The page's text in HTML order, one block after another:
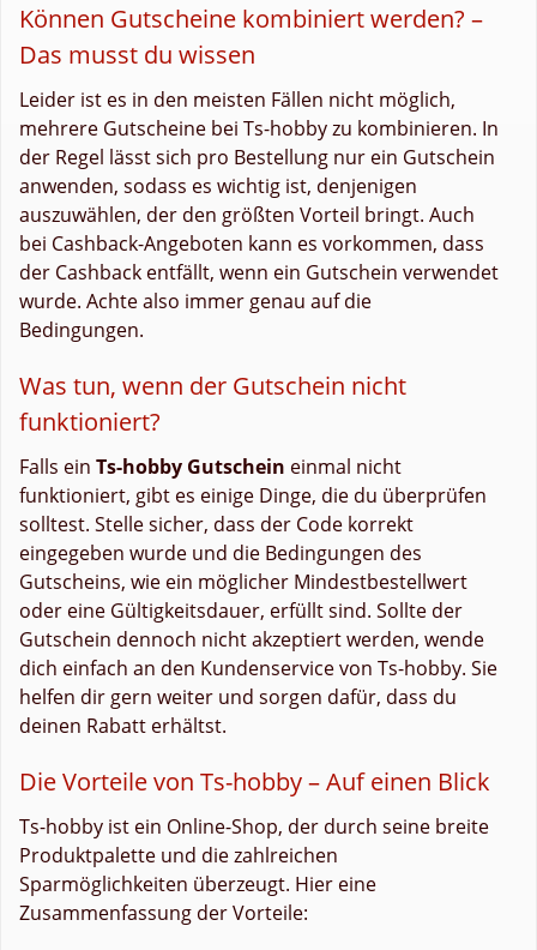
Können Gutscheine kombiniert werden? –
Das musst du wissen
Leider ist es in den meisten Fällen nicht möglich,
mehrere Gutscheine bei Ts-hobby zu kombinieren. In
der Regel lässt sich pro Bestellung nur ein Gutschein
anwenden, sodass es wichtig ist, denjenigen
auszuwählen, der den größten Vorteil bringt. Auch
bei Cashback-Angeboten kann es vorkommen, dass
der Cashback entfällt, wenn ein Gutschein verwendet
wurde. Achte also immer genau auf die
Bedingungen.
Was tun, wenn der Gutschein nicht
funktioniert?
Falls ein Ts-hobby Gutschein einmal nicht
funktioniert, gibt es einige Dinge, die du überprüfen
solltest. Stelle sicher, dass der Code korrekt
eingegeben wurde und die Bedingungen des
Gutscheins, wie ein möglicher Mindestbestellwert
oder eine Gültigkeitsdauer, erfüllt sind. Sollte der
Gutschein dennoch nicht akzeptiert werden, wende
dich einfach an den Kundenservice von Ts-hobby. Sie
helfen dir gern weiter und sorgen dafür, dass du
deinen Rabatt erhältst.
Die Vorteile von Ts-hobby – Auf einen Blick
Ts-hobby ist ein Online-Shop, der durch seine breite
Produktpalette und die zahlreichen
Sparmöglichkeiten überzeugt. Hier eine
Zusammenfassung der Vorteile: